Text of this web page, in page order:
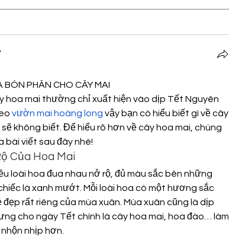
PHÂN CHO CÂY MAI
hoa mai thường chỉ xuất hiện vào dịp Tết Nguyên
vườn mai hoàng long vậy bạn có hiểu biết gì về cây
không biết. Để hiểu rõ hơn về cây hoa mai, chúng
bài viết sau đây nhé!
Của Hoa Mai
loài hoa đua nhau nở rộ, đủ màu sắc bên những
lá xanh mướt. Mỗi loài hoa có một hương sắc
rất riêng của mùa xuân. Mùa xuân cũng là dịp
cho ngày Tết chính là cây hoa mai, hoa đào… làm
nhịp hơn.